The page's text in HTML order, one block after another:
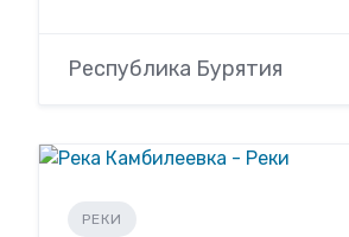
Республика Бурятия
РЕКИ